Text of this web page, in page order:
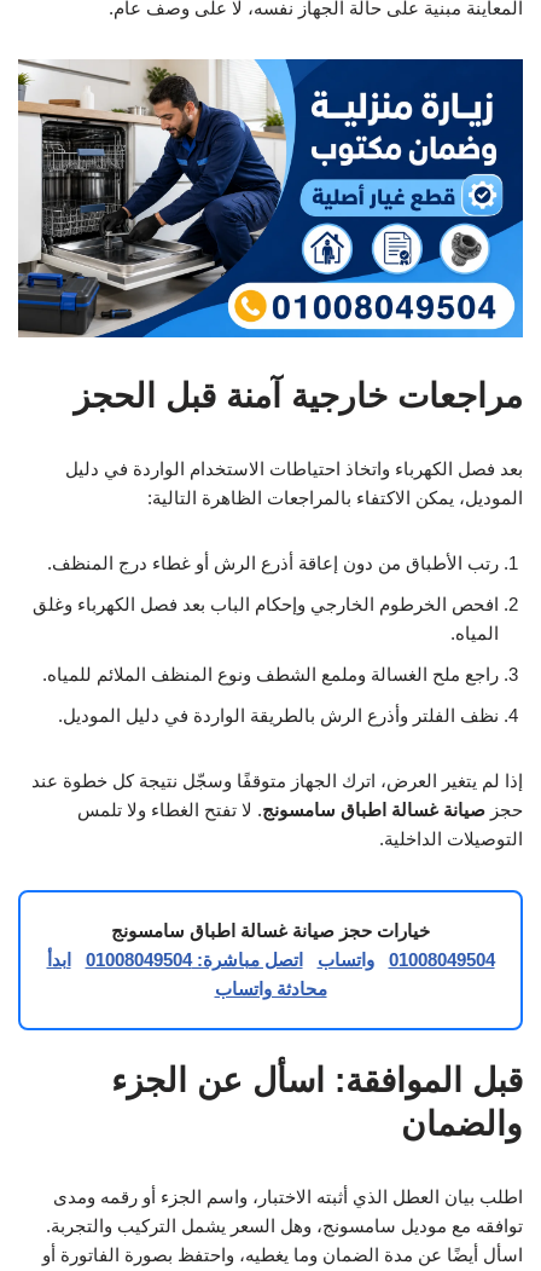
المعاينة مبنية على حالة الجهاز نفسه، لا على وصف عام.
مراجعات خارجية آمنة قبل الحجز
بعد فصل الكهرباء واتخاذ احتياطات الاستخدام الواردة في دليل
الموديل، يمكن الاكتفاء بالمراجعات الظاهرة التالية:
رتب الأطباق من دون إعاقة أذرع الرش أو غطاء درج المنظف.
افحص الخرطوم الخارجي وإحكام الباب بعد فصل الكهرباء وغلق
المياه.
راجع ملح الغسالة وملمع الشطف ونوع المنظف الملائم للمياه.
نظف الفلتر وأذرع الرش بالطريقة الواردة في دليل الموديل.
إذا لم يتغير العرض، اترك الجهاز متوقفًا وسجّل نتيجة كل خطوة عند
حجز صيانة غسالة اطباق سامسونج. لا تفتح الغطاء ولا تلمس
التوصيلات الداخلية.
خيارات حجز صيانة غسالة اطباق سامسونج
01008049504
واتساب اتصل مباشرة: 01008049504
ابدأ
محادثة واتساب
قبل الموافقة: اسأل عن الجزء
والضمان
اطلب بيان العطل الذي أثبته الاختبار، واسم الجزء أو رقمه ومدى
توافقه مع موديل سامسونج، وهل السعر يشمل التركيب والتجربة.
اسأل أيضًا عن مدة الضمان وما يغطيه، واحتفظ بصورة الفاتورة أو